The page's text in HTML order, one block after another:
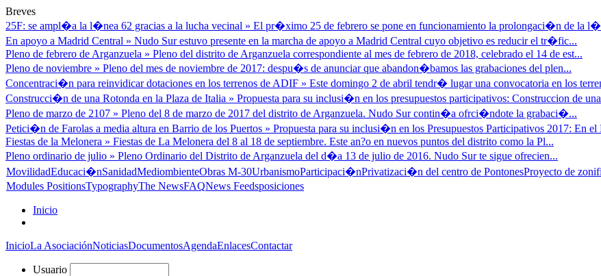
Breves
25F: se ampl�a la l�nea 62 gracias a la lucha vecinal » El pr�ximo 25 de febrero se pone en funcionamiento la prolongaci�n de la
En apoyo a Madrid Central » Nudo Sur estuvo presente en la marcha de apoyo a Madrid Central cuyo objetivo es reducir el tr�fic...
Pleno de febrero de Arganzuela » Pleno del distrito de Arganzuela correspondiente al mes de febrero de 2018, celebrado el 14 de est...
Pleno de noviembre » Pleno del mes de noviembre de 2017: despu�s de anunciar que abandon�bamos las grabaciones del plen...
Concentraci�n para reinvidicar dotaciones en los terrenos de ADIF » Este domingo 2 de abril tendr� lugar una convocatoria en los
Construcci�n de una Rotonda en la Plaza de Italia » Propuesta para su inclusi�n en los presupuestos participativos: Construccion de
Pleno de marzo de 2107 » Pleno del 8 de marzo de 2017 del distrito de Arganzuela. Nudo Sur contin�a ofrci�ndote la grabaci�...
Petici�n de Farolas a media altura en Barrio de los Puertos » Propuesta para su inclusi�n en los Presupuestos Participativos 2017: En el
Fiestas de la Melonera » Fiestas de La Melonera del 8 al 18 de septiembre. Este an?o en nuevos puntos del distrito como la Pl...
Pleno ordinario de julio » Pleno Ordinario del Distrito de Arganzuela del d�a 13 de julio de 2016. Nudo Sur te sigue ofrecien...
MovilidadEducaci�nSanidadMediombienteObras M-30UrbanismoParticipaci�nPrivatizaci�n del centro de PontonesProyecto de
Modules PositionsTypographyThe NewsFAQNews Feedsposiciones
Inicio
InicioLa AsociaciónNoticiasDocumentosAgendaEnlacesContactar
Usuario